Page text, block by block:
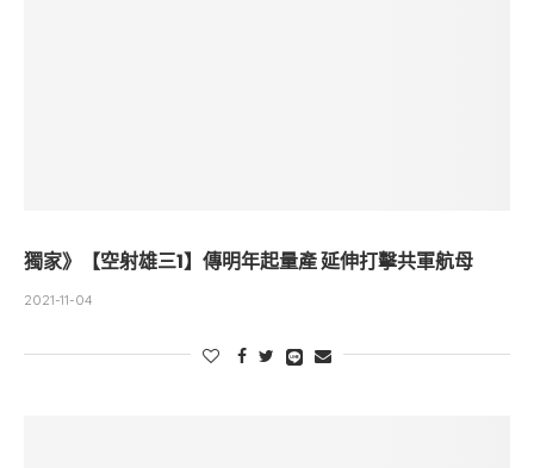
獨家》【空射雄三1】傳明年起量產 延伸打擊共軍航母
2021-11-04